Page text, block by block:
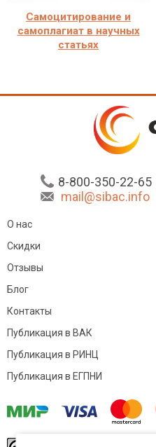
Самоцитирование и
самоплагиат в научных
статьях
8-800-350-22-65
mail@sibac.info
О нас
Скидки
Отзывы
Блог
Контакты
Публикация в ВАК
Публикация в РИНЦ
Публикация в ЕГПНИ